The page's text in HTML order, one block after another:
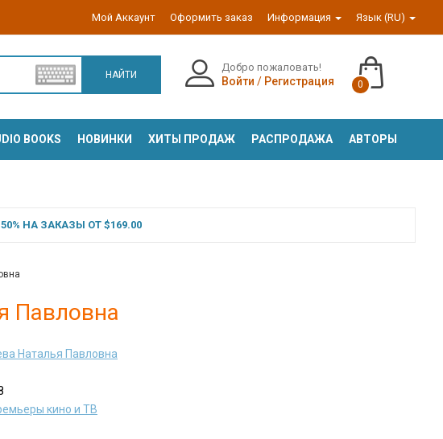
Мой Аккаунт Оформить заказ Информация Язык (RU)
НАЙТИ
Добро пожаловать!
Войти / Регистрация 0
BOOKS НОВИНКИ ХИТЫ ПРОДАЖ РАСПРОДАЖА АВТОРЫ
НА ЗАКАЗЫ ОТ $169.00
Павловна
Наталья Павловна
кино и ТВ